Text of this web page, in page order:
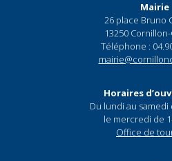
Mairie
26 place Bruno
13250
Téléphone :
Horaires
Du lundi au samedi
le mercredi de
Office de